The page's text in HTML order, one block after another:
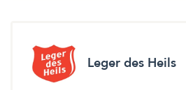
Leger des Heils